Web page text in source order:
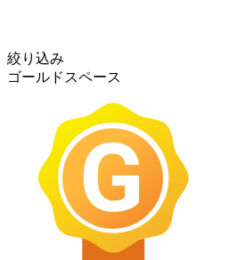
絞り込み
ゴールドスペース